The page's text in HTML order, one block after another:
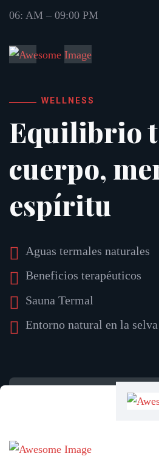
06: AM – 09:00 PM
WELLNESS
Equilibrio
cuerpo,
espíritu
Aguas termales naturales
Beneficios terapéuticos
Sauna Termal
Entorno natural en la selva